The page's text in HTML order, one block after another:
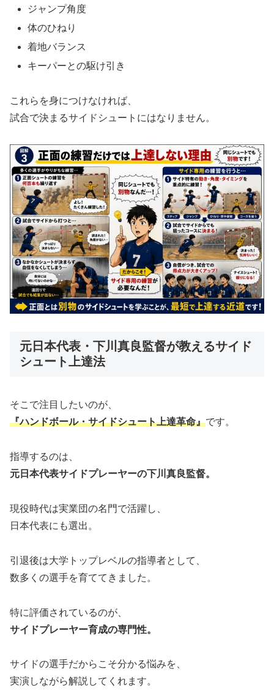
ジャンプ角度
体のひねり
着地バランス
キーパーとの駆け引き
これらを身につけなければ、
試合で決まるサイドシュートにはなりません。
元日本代表・下川真良監督が教えるサイド
シュート上達法
そこで注目したいのが、
『ハンドボール・サイドシュート上達革命』です。
指導するのは、
元日本代表サイドプレーヤーの下川真良監督。
現役時代は実業団の名門で活躍し、
日本代表にも選出。
引退後は大学トップレベルの指導者として、
数多くの選手を育ててきました。
特に評価されているのが、
サイドプレーヤー育成の専門性。
サイドの選手だからこそ分かる悩みを、
実演しながら解説してくれます。